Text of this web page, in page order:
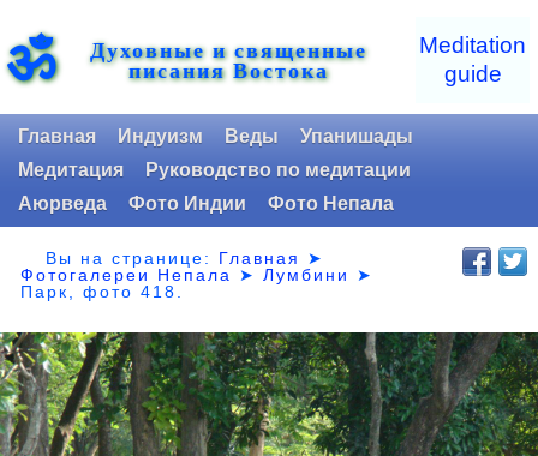
ॐ Духовные и священные
писания Востока
Meditation
guide
Главная Индуизм Веды
Упанишады
Медитация
Руководство по медитации
Аюрведа
Фото Индии Фото Непала
Вы на странице: Главная
➤
Фотогалереи Непала
➤Лумбини
➤
Парк,фото 418.